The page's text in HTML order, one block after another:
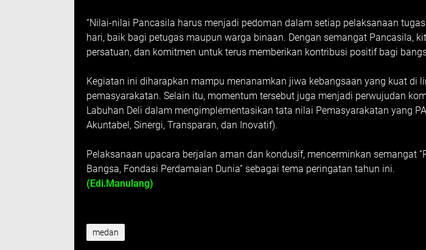
“Nilai-nilai Pancasila harus menjadi pedoman dalam setiap pelaksanaan
hari, baik bagi petugas maupun warga binaan. Dengan semangat Pancasila,
persatuan, dan komitmen untuk terus memberikan kontribusi positif bagi
Kegiatan ini diharapkan mampu menanamkan jiwa kebangsaan yang kuat di
pemasyarakatan. Selain itu, momentum tersebut juga menjadi perwujudan
Labuhan Deli dalam mengimplementasikan tata nilai Pemasyarakatan yang
Akuntabel, Sinergi, Transparan, dan Inovatif).
Pelaksanaan upacara berjalan aman dan kondusif, mencerminkan semangat
Bangsa, Fondasi Perdamaian Dunia” sebagai tema peringatan tahun ini.
(Edi.Manulang)
medan